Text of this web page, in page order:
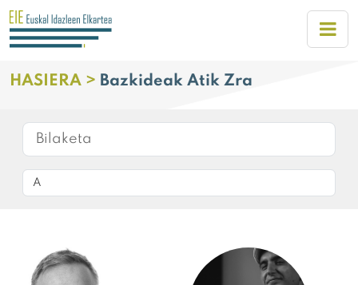
HASIERA > Bazkideak Atik Zra